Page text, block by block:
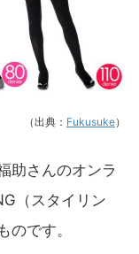
（出典： Fukusuke）
助さんのオンラ
（スタイリン
のです。